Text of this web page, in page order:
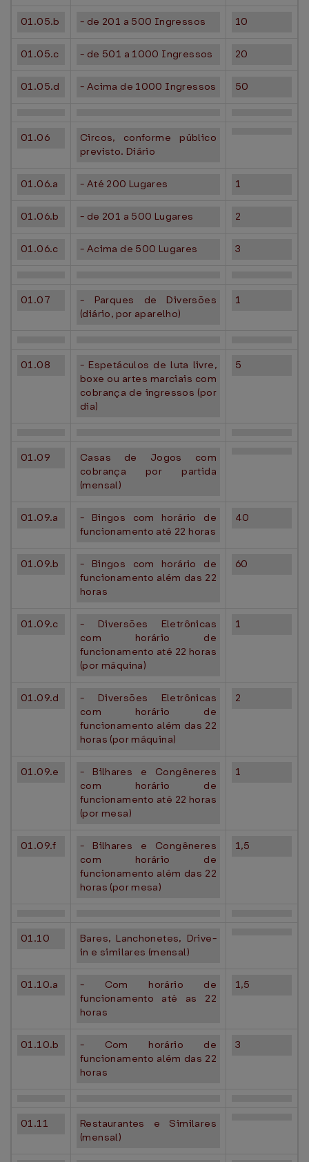
01.05.b - de 201 a 500 Ingressos 10
01.05.c - de 501 a 1000 Ingressos 20
01.05.d - Acima de 1000 Ingressos 50
01.06
Circos, conforme público
previsto. Diário
01.06.a - Até 200 Lugares 1
01.06.b - de 201 a 500 Lugares 2
01.06.c - Acima de 500 Lugares 3
01.07
- Parques de Diversões
(diário, por aparelho)
1
01.08
- Espetáculos de luta livre,
boxe ou artes marciais com
cobrança de ingressos (por
dia)
5
01.09
Casas de Jogos com
cobrança por partida
(mensal)
01.09.a
- Bingos com horário de
funcionamento até 22 horas
40
01.09.b
- Bingos com horário de
funcionamento além das 22
horas
60
01.09.c
- Diversões Eletrônicas
com horário de
funcionamento até 22 horas
(por máquina)
1
01.09.d
- Diversões Eletrônicas
com horário de
funcionamento além das 22
horas (por máquina)
2
01.09.e
- Bilhares e Congêneres
com horário de
funcionamento até 22 horas
(por mesa)
1
01.09.f
- Bilhares e Congêneres
com horário de
funcionamento além das 22
horas (por mesa)
1,5
01.10
Bares, Lanchonetes, Drive-
in e similares (mensal)
01.10.a
- Com horário de
funcionamento até as 22
horas
1,5
01.10.b
- Com horário de
funcionamento além das 22
horas
3
01.11
Restaurantes e Similares
(mensal)